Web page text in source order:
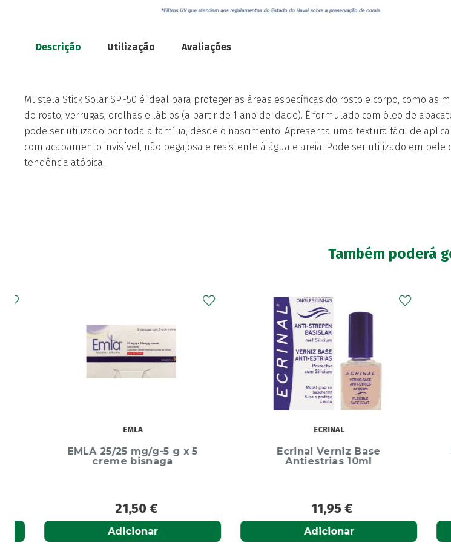
Descrição Utilização Avaliações
Mustela Stick Solar SPF50 é ideal para proteger as áreas específicas do rosto e corpo, como as
do rosto, verrugas, orelhas e lábios (a partir de 1 ano de idade). É formulado com óleo de
pode ser utilizado por toda a família, desde o nascimento. Apresenta uma textura fácil de
com acabamento invisível, não pegajosa e resistente à água e areia. Pode ser utilizado em pele
tendência atópica.
Também poderá
EMLA 25/25 mg/g-5 g x 5
creme bisnaga
21,50€
Adicionar
ECRINAL
Ecrinal Verniz Base
Antiestrias 10ml
11,95€
Adicionar